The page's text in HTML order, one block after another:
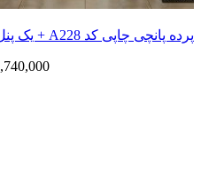
پرده پانچی چاپی کد A228 + یک پنل حریر پانچی رایگان
5,740,000